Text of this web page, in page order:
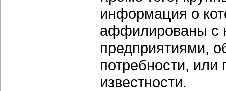
информация о
аффилированы с
предприятиями,
потребности, или
известности.